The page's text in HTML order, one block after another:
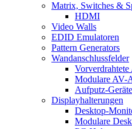
Matrix, Switches &
HDMI
Video Walls
EDID Emulatoren
Pattern Generators
Wandanschlussfelder
Modulare AV-
Aufputz-
Displayhalterungen
Desktop-
Modulare